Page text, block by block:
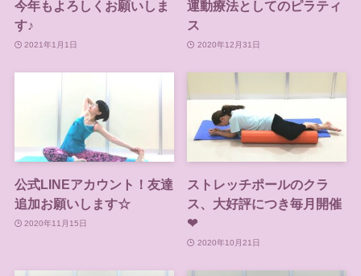
今年もよろしくお願いしま
す♪
2021年1月1日
運動療法としてのピラティ
ス
2020年12月31日
公式LINEアカウント！友達
追加お願いします☆
2020年11月15日
ストレッチポールのクラ
ス、大好評につき毎月開催
❤
2020年10月21日